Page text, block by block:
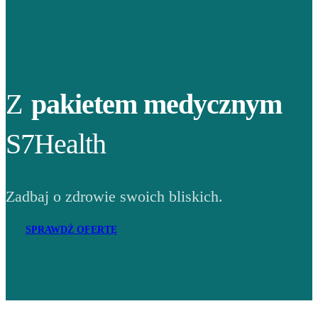
Z pakietem medycznym
S7Health
Zadbaj o zdrowie swoich bliskich.
SPRAWDŹ OFERTĘ